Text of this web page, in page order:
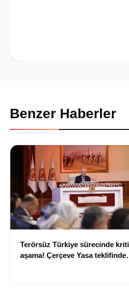
Benzer Haberler
Terörsüz Türkiye sürecinde
aşama! Çerçeve Yasa teklifinde